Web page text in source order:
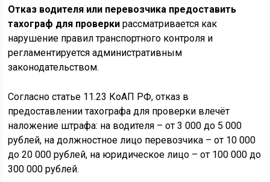
Отказ водителя или перевозчика предоставить
тахограф для проверки рассматривается как
нарушение правил транспортного контроля и
регламентируется административным
законодательством.
Согласно статье 11.23 КоАП РФ, отказ в
предоставлении тахографа для проверки влечёт
наложение штрафа: на водителя – от 3 000 до 5 000
рублей, на должностное лицо перевозчика – от 10 000
до 20 000 рублей, на юридическое лицо – от 100 000 до
300 000 рублей.